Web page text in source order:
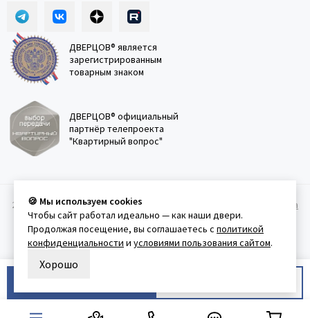
ДВЕРЦОВ® является
зарегистрированным
товарным знаком
ДВЕРЦОВ® официальный
партнёр телепроекта
"Квартирный вопрос"
2011-2026 © Дверцов. Карта сайта
Политика
конфеденциальности Условия использования сайта
🍪 Мы используем cookies
Чтобы сайт работал идеально — как наши двери.
Продолжая посещение, вы соглашаетесь с политикой
конфиденциальности и условиями пользования сайтом.
Хорошо